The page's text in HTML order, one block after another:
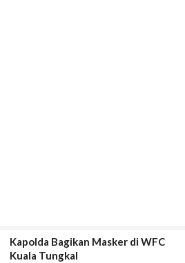
Kapolda Bagikan Masker di WFC
Kuala Tungkal